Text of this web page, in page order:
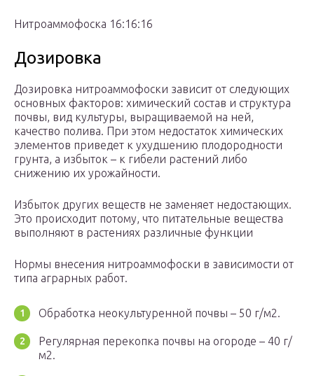
Нитроаммофоска 16:16:16
Дозировка
Дозировка нитроаммофоски зависит от следующих
основных факторов: химический состав и структура
почвы, вид культуры, выращиваемой на ней,
качество полива. При этом недостаток химических
элементов приведет к ухудшению плодородности
грунта, а избыток – к гибели растений либо
снижению их урожайности.
Избыток других веществ не заменяет недостающих.
Это происходит потому, что питательные вещества
выполняют в растениях различные функции
Нормы внесения нитроаммофоски в зависимости от
типа аграрных работ.
Обработка неокультуренной почвы – 50 г/м2.
Регулярная перекопка почвы на огороде – 40 г/
м2.